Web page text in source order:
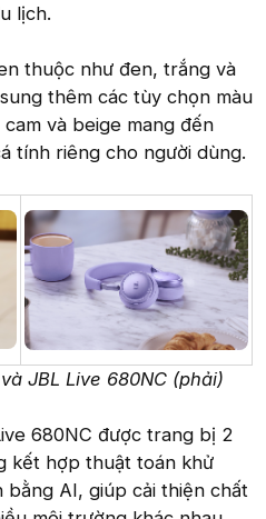
lịch.
thuộc như đen, trắng và
thêm các tùy chọn màu
và beige mang đến
tính riêng cho người dùng.
JBL Live 680NC (phải)
680NC được trang bị 2
kết hợp thuật toán khử
AI, giúp cải thiện chất